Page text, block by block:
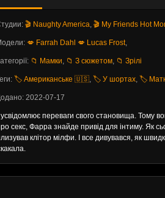
🎬 Naughty America, 🎬 My Friends Hot
💋 Farrah Dahl 💋 Lucas Frost,
📁 Мамки, 📁 З сюжетом, 📁 Зрілі
🏷️ Американське 🇺🇸, 🏷️ У шортах, 🏷️
2022-07-17
переваги свого становища. Тому
Фарра знайде привід для інтиму. Як
клітор мілфи. І все дивувався, як